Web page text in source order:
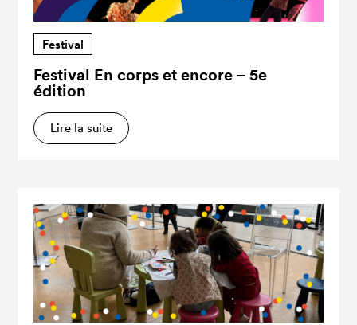
Festival
Festival En corps et encore – 5e
édition
Lire la suite